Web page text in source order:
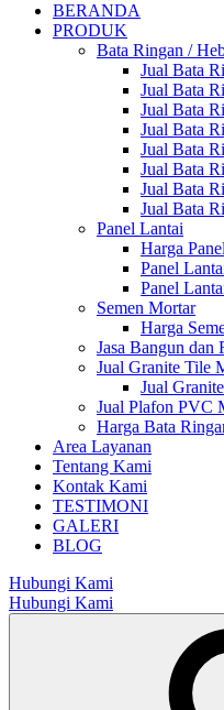
BERANDA
PRODUK
Bata Ringan /
Jual Bata
Jual Bata
Jual Bata
Jual Bata
Jual Bata
Jual Bata
Jual Bata
Jual Bata
Panel Lantai
Harga
Panel
Panel
Semen Mortar
Harga
Jasa Bangun dan
Jual Granite Tile
Jual
Jual Plafon PVC
Harga Bata
Area Layanan
Tentang Kami
Kontak Kami
TESTIMONI
GALERI
BLOG
Hubungi Kami
Hubungi Kami